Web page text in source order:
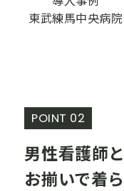
東武練馬中央病院
POINT 02
男性看護師
お揃いで着